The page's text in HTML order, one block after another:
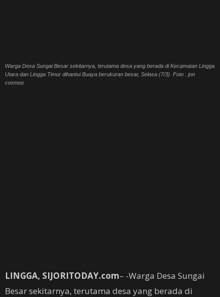
Warga Desa Sungai Besar sekitarnya, terutama desa yang berada di Kecamatan Lingga
Utara dan Lingga Timur dihantui Buaya berukuran besar, Selasa (7/3). Foto : jon
cosmos
LINGGA, SIJORITODAY.com– -Warga Desa Sungai
Besar sekitarnya, terutama desa yang berada di